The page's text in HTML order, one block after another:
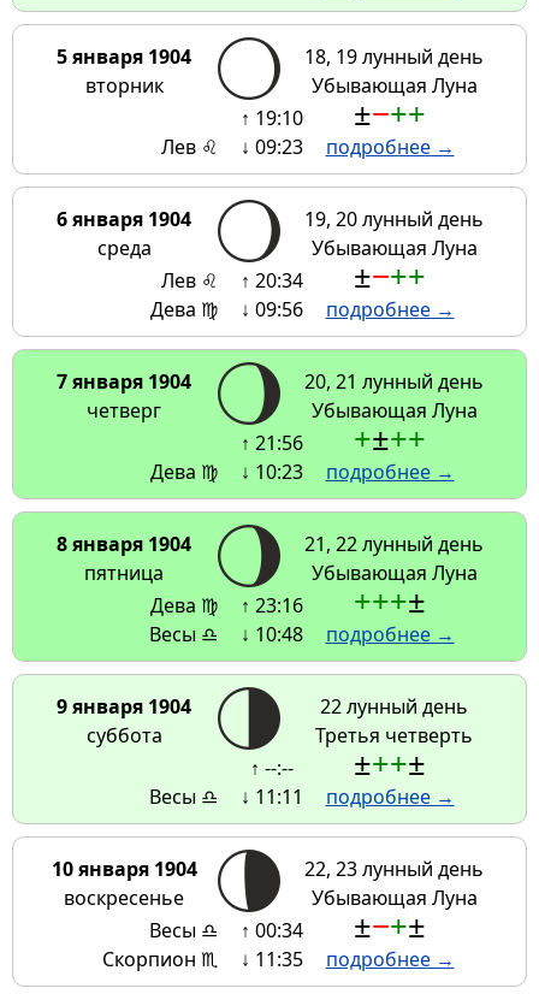
5 января 1904
вторник
18, 19 лунный день
Убывающая Луна
Лев ♌
↑ 19:10
↓ 09:23
±−++
подробнее →
6 января 1904
среда
19, 20 лунный день
Убывающая Луна
Лев ♌
Дева ♍
↑ 20:34
↓ 09:56
±−++
подробнее →
7 января 1904
четверг
20, 21 лунный день
Убывающая Луна
Дева ♍
↑ 21:56
↓ 10:23
+±++
подробнее →
8 января 1904
пятница
21, 22 лунный день
Убывающая Луна
Дева ♍
Весы ♎
↑ 23:16
↓ 10:48
+++±
подробнее →
9 января 1904
суббота
22 лунный день
Третья четверть
Весы ♎
↑ --:--
↓ 11:11
±++±
подробнее →
10 января 1904
воскресенье
22, 23 лунный день
Убывающая Луна
Весы ♎
Скорпион ♏
↑ 00:34
↓ 11:35
±−+±
подробнее →